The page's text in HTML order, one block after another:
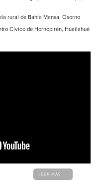
rural de Bahía Mansa, Osorno
Cívico de Hornopirén, Huailahué
LEER MÁS